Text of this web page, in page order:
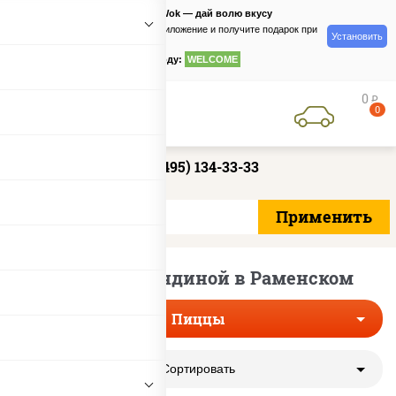
PizzaSushiWok — дай волю вкусу
Скачайте приложение и получите подарок при
по промокоду: WELCOME
Установить
0 руб
0
+7 (495) 134-33-33
Пиццы с говядиной в Раменском
Пиццы
Сортировать